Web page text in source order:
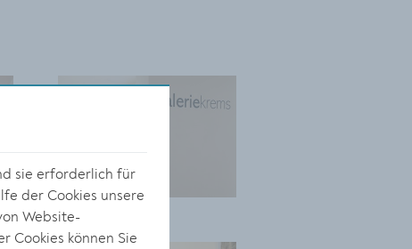
sie erforderlich für
der Cookies unsere
Website-
Cookies können Sie